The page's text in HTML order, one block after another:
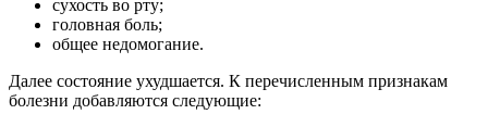
сухость во рту;
головная боль;
общее недомогание.
Далее состояние ухудшается. К перечисленным признакам
болезни добавляются следующие: